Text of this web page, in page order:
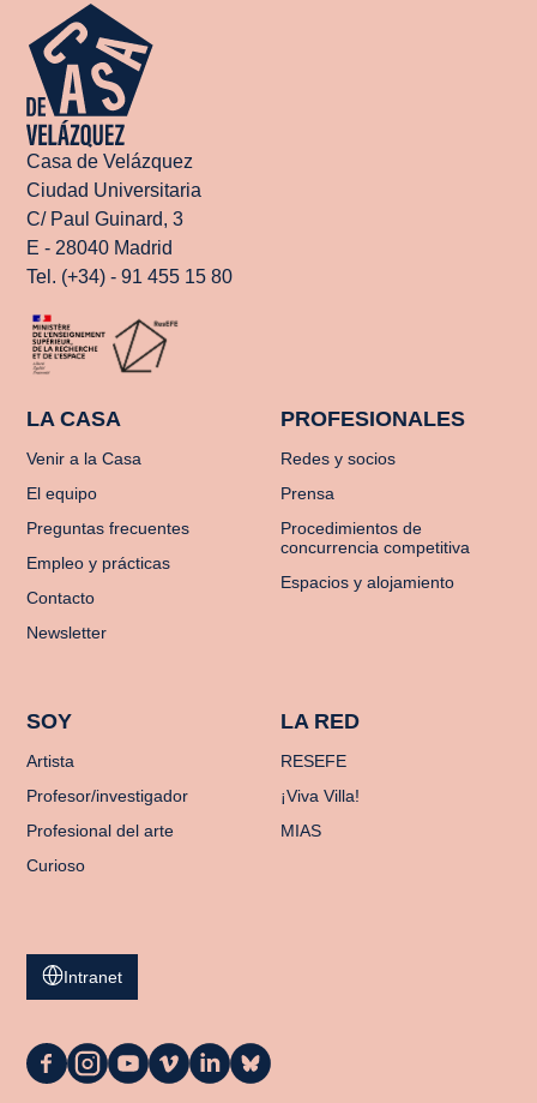
Casa de Velázquez
Ciudad Universitaria
C/ Paul Guinard, 3
E - 28040 Madrid
Tel. (+34) - 91 455 15 80
LA CASA
Venir a la Casa
El equipo
Preguntas frecuentes
Empleo y prácticas
Contacto
Newsletter
PROFESIONALES
Redes y socios
Prensa
Procedimientos de
concurrencia competitiva
Espacios y alojamiento
SOY
Artista
Profesor/investigador
Profesional del arte
Curioso
LA RED
RESEFE
¡Viva Villa!
MIAS
Intranet
La
La
La
La
La
La